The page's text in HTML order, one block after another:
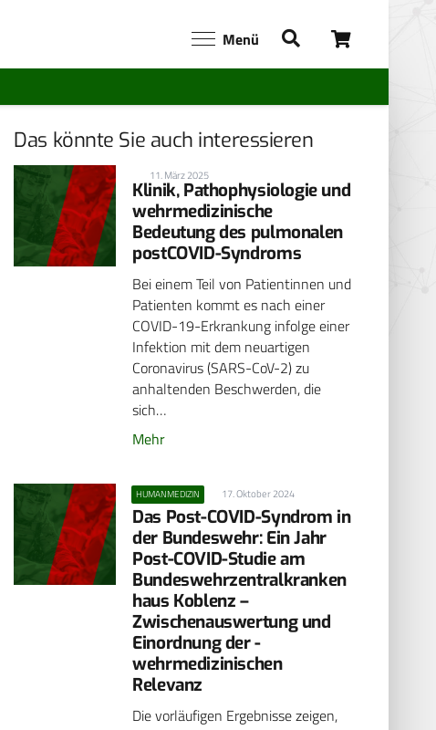
Menü
Das könnte Sie auch interessieren
11. März 2025
Klinik, Pathophysiologie und
wehrmedizinische
Bedeutung des pulmonalen
postCOVID-Syndroms
Bei einem Teil von Patientinnen und
Patienten kommt es nach einer
COVID-19-Erkrankung infolge einer
Infektion mit dem neuartigen
Coronavirus (SARS-CoV-2) zu
anhaltenden Beschwerden, die
sich…
Mehr
HUMANMEDIZIN 17. Oktober 2024
Das Post-COVID-Syndrom in
der Bundeswehr: Ein Jahr
Post-COVID-Studie am
Bundeswehrzentralkranken
haus ­Koblenz –
Zwischenauswertung und
Einordnung der ­
wehrmedizinischen
Relevanz
Die vorläufigen Ergebnisse zeigen,